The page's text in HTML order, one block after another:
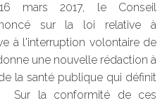
mars 2017, le Conseil
sur la loi relative à
à l'interruption volontaire de
une nouvelle rédaction à
la santé publique qui définit
Sur la conformité de ces